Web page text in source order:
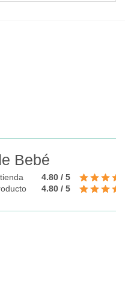
Bebé
4.80 / 5
4.80 / 5